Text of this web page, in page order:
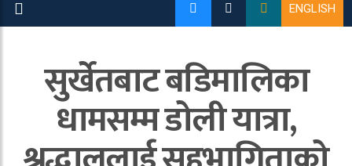
ENGLISH
सुर्खेतबाट बडिमालिका
धामसम्म डोली यात्रा,